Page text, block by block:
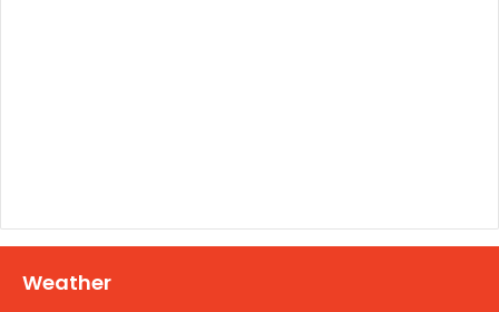
Weather